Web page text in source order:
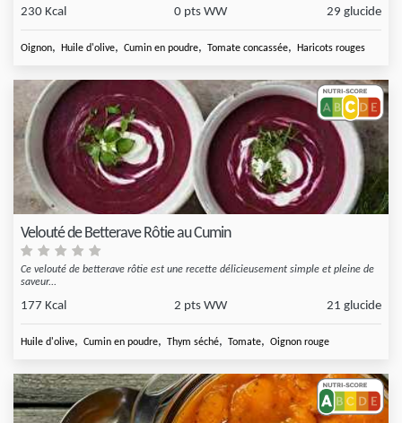
230 Kcal 0 pts WW 29 glucide
Oignon, Huile d'olive, Cumin en poudre, Tomate concassée, Haricots rouges
Velouté de Betterave Rôtie au Cumin
Ce velouté de betterave rôtie est une recette délicieusement simple et pleine de
saveur...
177 Kcal 2 pts WW 21 glucide
Huile d'olive, Cumin en poudre, Thym séché, Tomate, Oignon rouge